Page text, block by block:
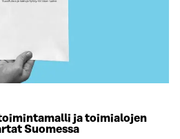
ja toimialojen
Suomessa